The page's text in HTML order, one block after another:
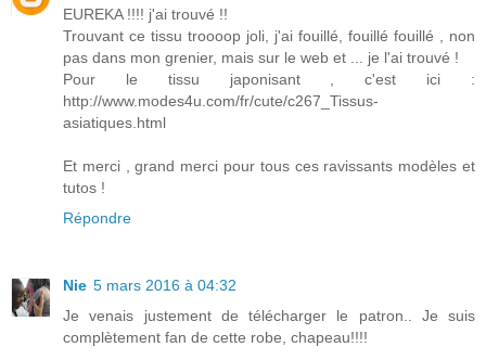
EUREKA !!!! j'ai trouvé !!
Trouvant ce tissu troooop joli, j'ai fouillé, fouillé fouillé , non
pas dans mon grenier, mais sur le web et ... je l'ai trouvé !
Pour le tissu japonisant , c'est ici :
http://www.modes4u.com/fr/cute/c267_Tissus-
asiatiques.html
Et merci , grand merci pour tous ces ravissants modèles et
tutos !
Répondre
Nie 5 mars 2016 à 04:32
Je venais justement de télécharger le patron.. Je suis
complètement fan de cette robe, chapeau!!!!